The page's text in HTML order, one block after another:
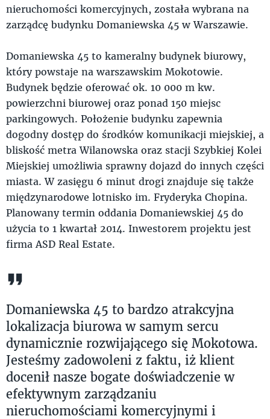
nieruchomości komercyjnych, została wybrana na
zarządcę budynku Domaniewska 45 w Warszawie.
Domaniewska 45 to kameralny budynek biurowy,
który powstaje na warszawskim Mokotowie.
Budynek będzie oferować ok. 10 000 m kw.
powierzchni biurowej oraz ponad 150 miejsc
parkingowych. Położenie budynku zapewnia
dogodny dostęp do środków komunikacji miejskiej, a
bliskość metra Wilanowska oraz stacji Szybkiej Kolei
Miejskiej umożliwia sprawny dojazd do innych części
miasta. W zasięgu 6 minut drogi znajduje się także
międzynarodowe lotnisko im. Fryderyka Chopina.
Planowany termin oddania Domaniewskiej 45 do
użycia to 1 kwartał 2014. Inwestorem projektu jest
firma ASD Real Estate.
Domaniewska 45 to bardzo atrakcyjna
lokalizacja biurowa w samym sercu
dynamicznie rozwijającego się Mokotowa.
Jesteśmy zadowoleni z faktu, iż klient
docenił nasze bogate doświadczenie w
efektywnym zarządzaniu
nieruchomościami komercyjnymi i